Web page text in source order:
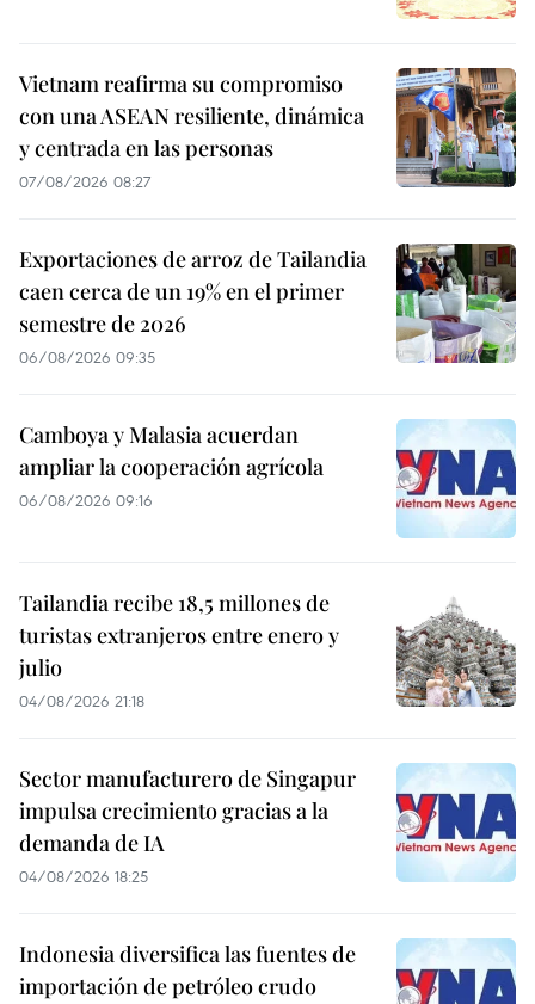
Vietnam reafirma su compromiso
con una ASEAN resiliente, dinámica
y centrada en las personas
07/08/2026 08:27
Exportaciones de arroz de Tailandia
caen cerca de un 19% en el primer
semestre de 2026
06/08/2026 09:35
Camboya y Malasia acuerdan
ampliar la cooperación agrícola
06/08/2026 09:16
Tailandia recibe 18,5 millones de
turistas extranjeros entre enero y
julio
04/08/2026 21:18
Sector manufacturero de Singapur
impulsa crecimiento gracias a la
demanda de IA
04/08/2026 18:25
Indonesia diversifica las fuentes de
importación de petróleo crudo